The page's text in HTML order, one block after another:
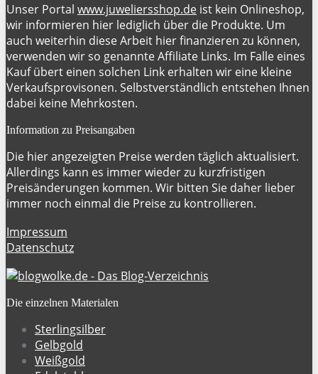
Unser Portal www.juweliersshop.de ist kein Onlineshop,
wir informieren hier lediglich über die Produkte. Um
auch weiterhin diese Arbeit hier finanzieren zu können,
verwenden wir so genannte Affiliate Links. Im Falle eines
Kauf übert einen solchen Link erhalten wir eine kleine
Verkaufsprovisonen. Selbstverständlich entstehen Ihnen
dabei keine Mehrkosten.
Information zu Preisangaben
Die hier angezeigten Preise werden täglich aktualisiert.
Allerdings kann es immer wieder zu kurzfristigen
Preisänderungen kommen. Wir bitten Sie daher lieber
immer noch einmal die Preise zu kontrollieren.
Impressum
Datenschutz
Die einzelnen Materialen
Sterlingsilber
Gelbgold
Weißgold